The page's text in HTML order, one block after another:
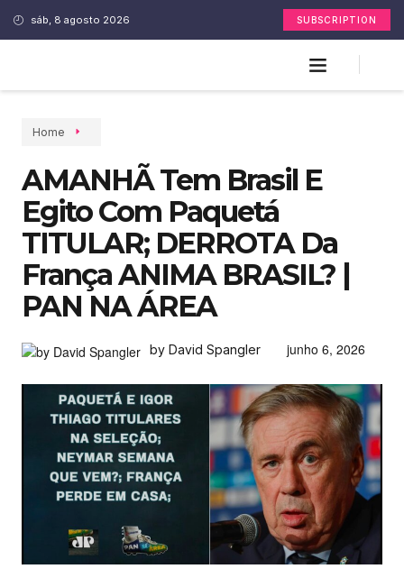
sáb, 8 agosto 2026 SUBSCRIPTION
Home
AMANHÃ Tem Brasil E
Egito Com Paquetá
TITULAR; DERROTA Da
França ANIMA BRASIL? |
PAN NA ÁREA
by David Spangler junho 6, 2026